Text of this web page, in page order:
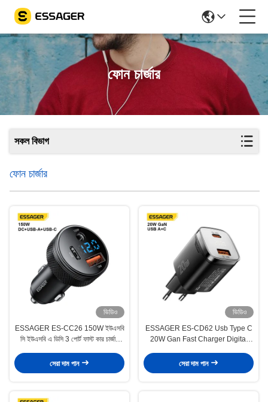
ফোন চার্জার
সকল বিভাগ
ফোন চার্জার
ভিডিও
ESSAGER ES-CC26 150W ইউএসবি
সি ইউএসবি এ ডিসি 3 পোর্ট ফাস্ট কার চার্জার
সেরা দাম পান
ভিডিও
ESSAGER ES-CD62 Usb Type C
20W Gan Fast Charger Digital
সেরা দাম পান